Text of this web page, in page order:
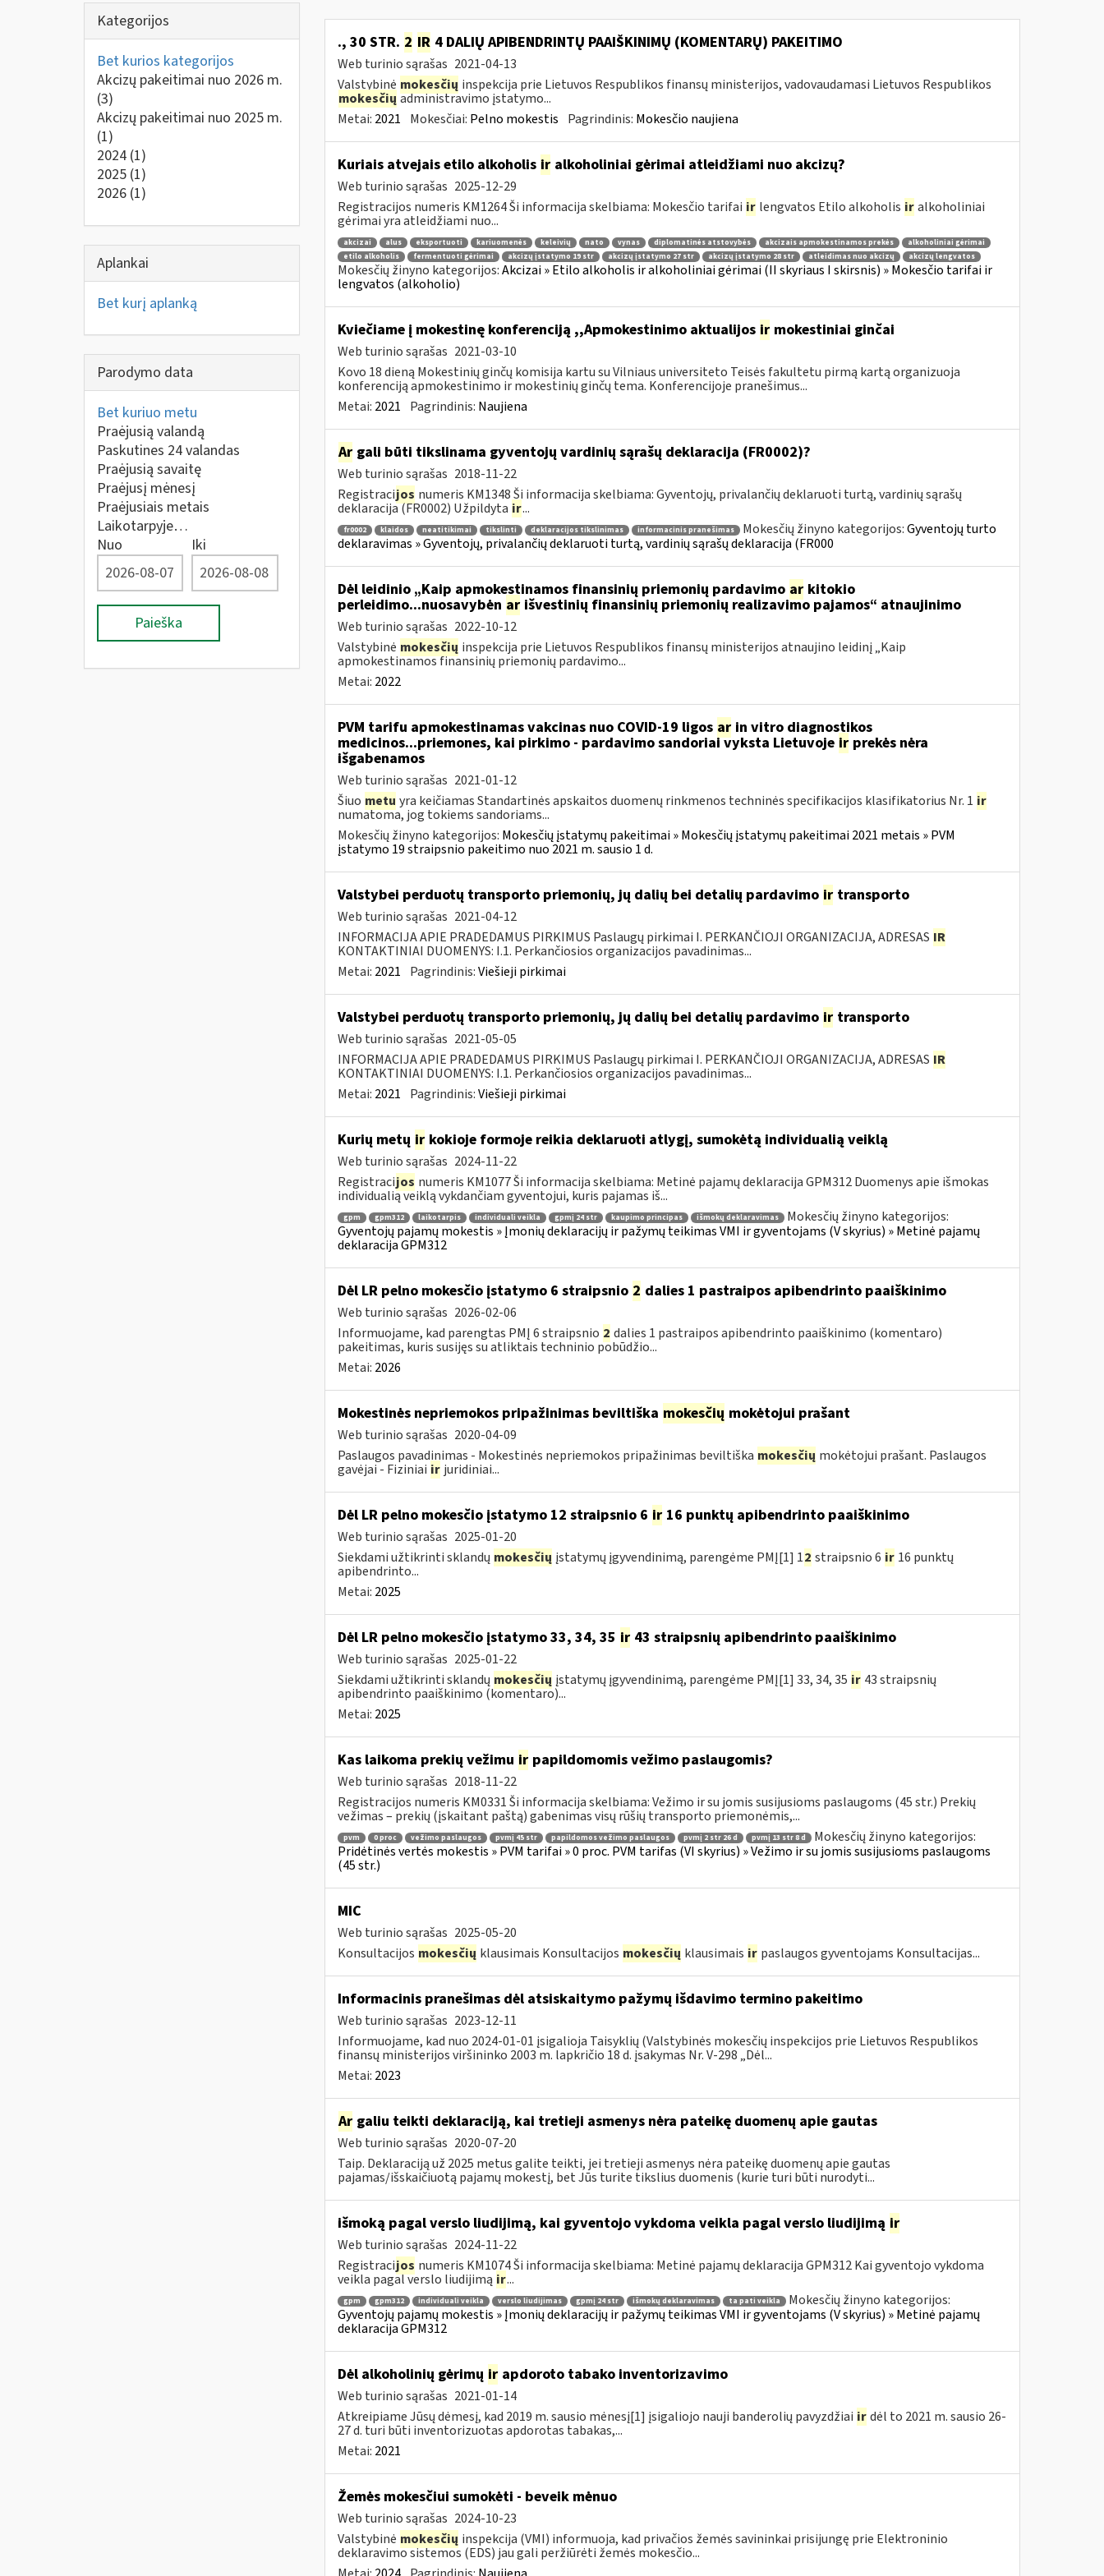
Kategorijos
Bet kurios kategorijos
Akcizų pakeitimai nuo 2026 m.
(3)
Akcizų pakeitimai nuo 2025 m.
(1)
2024 (1)
2025 (1)
2026 (1)
Aplankai
Bet kurį aplanką
Parodymo data
Bet kuriuo metu
Praėjusią valandą
Paskutines 24 valandas
Praėjusią savaitę
Praėjusį mėnesį
Praėjusiais metais
Laikotarpyje…
Nuo
Iki
Paieška
., 30 STR. 2 IR 4 DALIŲ APIBENDRINTŲ PAAIŠKINIMŲ (KOMENTARŲ) PAKEITIMO
Web turinio sąrašas 2021-04-13
Valstybinė mokesčių inspekcija prie Lietuvos Respublikos finansų ministerijos, vadovaudamasi Lietuvos Respublikos
mokesčių administravimo įstatymo...
Metai: 2021 Mokesčiai: Pelno mokestis Pagrindinis: Mokesčio naujiena
Kuriais atvejais etilo alkoholis iralkoholiniai gėrimai atleidžiami nuo akcizų?
Web turinio sąrašas 2025-12-29
Registracijos numeris KM1264 Ši informacija skelbiama: Mokesčio tarifai ir lengvatos Etilo alkoholis ir alkoholiniai
gėrimai yra atleidžiami nuo...
akcizai alus eksportuoti kariuomenės keleivių nato vynas diplomatinės atstovybės akcizais apmokestinamos prekės
alkoholiniai gėrimai
etilo alkoholis
fermentuoti gėrimai akcizų įstatymo 19 str akcizų įstatymo 27 str akcizų įstatymo 28 str atleidimas nuo akcizų akcizų lengvatos
Mokesčių žinyno kategorijos:Akcizai » Etilo alkoholis ir alkoholiniai gėrimai (II skyriaus I skirsnis) » Mokesčio tarifai ir
lengvatos (alkoholio)
Kviečiame į mokestinę konferenciją ,,Apmokestinimo aktualijos irmokestiniai ginčai
Web turinio sąrašas 2021-03-10
Kovo 18 dieną Mokestinių ginčų komisija kartu su Vilniaus universiteto Teisės fakultetu pirmą kartą organizuoja
konferenciją apmokestinimo ir mokestinių ginčų tema. Konferencijoje pranešimus...
Metai: 2021 Pagrindinis: Naujiena
Argali būti tikslinama gyventojų vardinių sąrašų deklaracija (FR0002)?
Web turinio sąrašas 2018-11-22
Registracijos numeris KM1348 Ši informacija skelbiama: Gyventojų, privalančių deklaruoti turtą, vardinių sąrašų
deklaracija (FR0002) Užpildyta ir...
fr0002 klaidos neatitikimai tikslinti deklaracijos tikslinimas informacinis pranešimas Mokesčių žinyno kategorijos:Gyventojų turto
deklaravimas » Gyventojų, privalančių deklaruoti turtą, vardinių sąrašų deklaracija (FR000
Dėl leidinio „Kaip apmokestinamos finansinių priemonių pardavimo arkitokio
perleidimo...nuosavybėn arišvestinių finansinių priemonių realizavimo pajamos“ atnaujinimo
Web turinio sąrašas 2022-10-12
Valstybinė mokesčių inspekcija prie Lietuvos Respublikos finansų ministerijos atnaujino leidinį „Kaip
apmokestinamos finansinių priemonių pardavimo...
Metai: 2022
PVM tarifu apmokestinamas vakcinas nuo COVID-19 ligos arin vitro diagnostikos
medicinos...priemones, kai pirkimo - pardavimo sandoriai vyksta Lietuvoje irprekės nėra
išgabenamos
Web turinio sąrašas 2021-01-12
Šiuo metu yra keičiamas Standartinės apskaitos duomenų rinkmenos techninės specifikacijos klasifikatorius Nr. 1 ir
numatoma, jog tokiems sandoriams...
Mokesčių žinyno kategorijos: Mokesčių įstatymų pakeitimai » Mokesčių įstatymų pakeitimai 2021 metais » PVM
įstatymo 19 straipsnio pakeitimo nuo 2021 m. sausio 1 d.
Valstybei perduotų transporto priemonių, jų dalių bei detalių pardavimo irtransporto
Web turinio sąrašas 2021-04-12
INFORMACIJA APIE PRADEDAMUS PIRKIMUS Paslaugų pirkimai I. PERKANČIOJI ORGANIZACIJA, ADRESAS IR
KONTAKTINIAI DUOMENYS: I.1. Perkančiosios organizacijos pavadinimas...
Metai: 2021 Pagrindinis:Viešieji pirkimai
Valstybei perduotų transporto priemonių, jų dalių bei detalių pardavimo irtransporto
Web turinio sąrašas 2021-05-05
INFORMACIJA APIE PRADEDAMUS PIRKIMUS Paslaugų pirkimai I. PERKANČIOJI ORGANIZACIJA, ADRESAS IR
KONTAKTINIAI DUOMENYS: I.1. Perkančiosios organizacijos pavadinimas...
Metai: 2021 Pagrindinis:Viešieji pirkimai
Kurių metų irkokioje formoje reikia deklaruoti atlygį, sumokėtą individualią veiklą
Web turinio sąrašas 2024-11-22
Registracijos numeris KM1077 Ši informacija skelbiama: Metinė pajamų deklaracija GPM312 Duomenys apie išmokas
individualią veiklą vykdančiam gyventojui, kuris pajamas iš...
gpm gpm312 laikotarpis individuali veikla gpmį 24 str kaupimo principas išmokų deklaravimas
Mokesčių žinyno kategorijos:
Gyventojų pajamų mokestis » Įmonių deklaracijų ir pažymų teikimas VMI ir gyventojams (V skyrius) » Metinė pajamų
deklaracija GPM312
Dėl LR pelno mokesčio įstatymo 6 straipsnio 2 dalies 1 pastraipos apibendrinto paaiškinimo
Web turinio sąrašas 2026-02-06
Informuojame, kad parengtas PMĮ 6 straipsnio 2 dalies 1 pastraipos apibendrinto paaiškinimo (komentaro)
pakeitimas, kuris susijęs su atliktais techninio pobūdžio...
Metai: 2026
Mokestinės nepriemokos pripažinimas beviltiška mokesčių mokėtojui prašant
Web turinio sąrašas 2020-04-09
Paslaugos pavadinimas - Mokestinės nepriemokos pripažinimas beviltiška mokesčių mokėtojui prašant. Paslaugos
gavėjai - Fiziniai ir juridiniai...
Dėl LR pelno mokesčio įstatymo 12 straipsnio 6 ir16 punktų apibendrinto paaiškinimo
Web turinio sąrašas 2025-01-20
Siekdami užtikrinti sklandų mokesčių įstatymų įgyvendinimą, parengėme PMĮ[1] 12 straipsnio 6 ir 16 punktų
apibendrinto...
Metai: 2025
Dėl LR pelno mokesčio įstatymo 33, 34, 35 ir43 straipsnių apibendrinto paaiškinimo
Web turinio sąrašas 2025-01-22
Siekdami užtikrinti sklandų mokesčių įstatymų įgyvendinimą, parengėme PMĮ[1] 33, 34, 35 ir 43 straipsnių
apibendrinto paaiškinimo (komentaro)...
Metai: 2025
Kas laikoma prekių vežimu irpapildomomis vežimo paslaugomis?
Web turinio sąrašas 2018-11-22
Registracijos numeris KM0331 Ši informacija skelbiama: Vežimo ir su jomis susijusioms paslaugoms (45 str.) Prekių
vežimas – prekių (įskaitant paštą) gabenimas visų rūšių transporto priemonėmis,...
pvm 0 proc vežimo paslaugos pvmį 45 str papildomos vežimo paslaugos pvmį 2 str 26 d pvmį 13 str 8 d
Mokesčių žinyno kategorijos:
Pridėtinės vertės mokestis » PVM tarifai » 0 proc. PVM tarifas (VI skyrius) » Vežimo ir su jomis susijusioms paslaugoms
(45 str.)
MIC
Web turinio sąrašas 2025-05-20
Konsultacijos mokesčių klausimais Konsultacijos mokesčių klausimais ir paslaugos gyventojams Konsultacijas...
Informacinis pranešimas dėl atsiskaitymo pažymų išdavimo termino pakeitimo
Web turinio sąrašas 2023-12-11
Informuojame, kad nuo 2024-01-01 įsigalioja Taisyklių (Valstybinės mokesčių inspekcijos prie Lietuvos Respublikos
finansų ministerijos viršininko 2003 m. lapkričio 18 d. įsakymas Nr. V-298 „Dėl...
Metai: 2023
Argaliu teikti deklaraciją, kai tretieji asmenys nėra pateikę duomenų apie gautas
Web turinio sąrašas 2020-07-20
Taip. Deklaraciją už 2025 metus galite teikti, jei tretieji asmenys nėra pateikę duomenų apie gautas
pajamas/išskaičiuotą pajamų mokestį, bet Jūs turite tikslius duomenis (kurie turi būti nurodyti...
išmoką pagal verslo liudijimą, kai gyventojo vykdoma veikla pagal verslo liudijimą ir
Web turinio sąrašas 2024-11-22
Registracijos numeris KM1074 Ši informacija skelbiama: Metinė pajamų deklaracija GPM312 Kai gyventojo vykdoma
veikla pagal verslo liudijimą ir...
gpm gpm312 individuali veikla verslo liudijimas gpmį 24 str išmokų deklaravimas ta pati veikla
Mokesčių žinyno kategorijos:
Gyventojų pajamų mokestis » Įmonių deklaracijų ir pažymų teikimas VMI ir gyventojams (V skyrius) » Metinė pajamų
deklaracija GPM312
Dėl alkoholinių gėrimų irapdoroto tabako inventorizavimo
Web turinio sąrašas 2021-01-14
Atkreipiame Jūsų dėmesį, kad 2019 m. sausio mėnesį[1] įsigaliojo nauji banderolių pavyzdžiai ir dėl to 2021 m. sausio 26-
27 d. turi būti inventorizuotas apdorotas tabakas,...
Metai: 2021
Žemės mokesčiui sumokėti - beveik mėnuo
Web turinio sąrašas 2024-10-23
Valstybinė mokesčių inspekcija (VMI) informuoja, kad privačios žemės savininkai prisijungę prie Elektroninio
deklaravimo sistemos (EDS) jau gali peržiūrėti žemės mokesčio...